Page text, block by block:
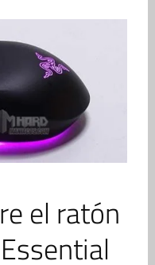
el ratón